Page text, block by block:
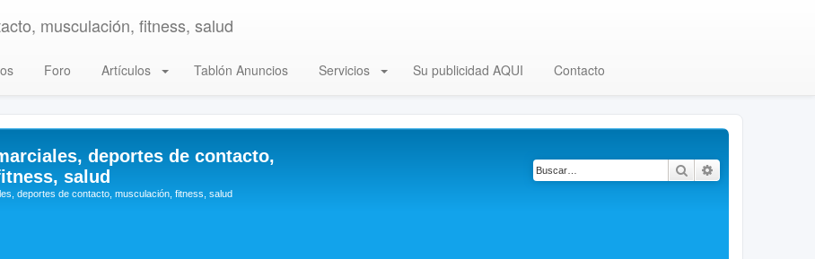
musculación, fitness, salud
Foro Artículos Tablón Anuncios Servicios Su publicidad AQUI Contacto
deportes de contacto,
salud
deportes de contacto, musculación, fitness, salud
Buscar